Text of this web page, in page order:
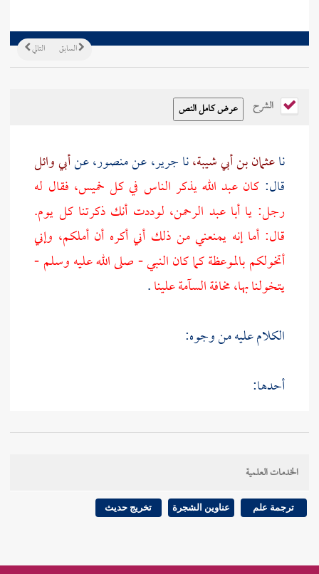
التالي السابق
الشرح
ناعثمان بن أبي شيبة،ناجرير،عنمنصور،عنأبي وائل
قال: كان عبد اللهيذكر الناس في كل خميس، فقال له
رجل: ياأبا عبد الرحمن، لوددت أنك ذكرتنا كل يوم.
قال: أما إنه يمنعني من ذلك أني أكره أن أملكم، وإني
أتخولكم بالموعظة كما كان النبي - صلى الله عليه وسلم -
يتخولنا بها، مخافة السآمة علينا.
الكلام عليه من وجوه:
أحدها:
قدمت لك في الباب الماضي تعدادالبخاريله في مواضع
منها هذا.
ثانيها: في التعريف برواته:
وقد سلف التعريفبأبي وائلوعبد الله،وأمامنصور (ع)
الخدمات العلمية
ترجمة علم عناوين الشجرة تخريج حديث